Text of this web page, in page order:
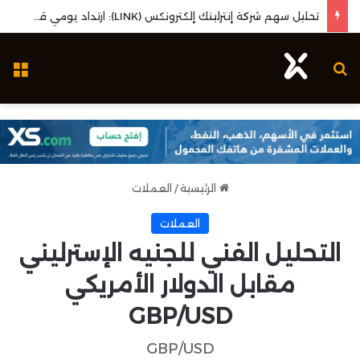
بحث عن
الرئيسية / العملات
العملات
التحليل الفني للجنيه الإسترليني
مقابل الدولار الأمريكي
GBP/USD
GBP/USD